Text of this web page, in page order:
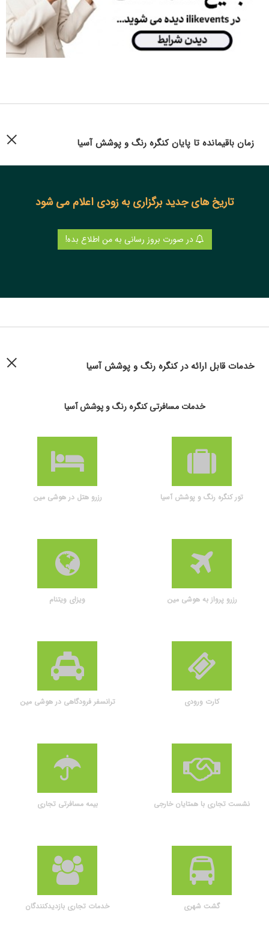
زمان باقیمانده تا پایان کنگره رنگ و پوشش آسیا
تاریخ های جدید برگزاری به زودی اعلام می شود
در صورت بروز رسانی به من اطلاع بده!
خدمات قابل ارائه در کنگره رنگ و پوشش آسیا
خدمات مسافرتی کنگره رنگ و پوشش آسیا
تور کنگره رنگ و پوشش آسیا رزرو هتل در هوشی مین
رزرو پرواز به هوشی مین ویزای ویتنام
کارت ورودی ترانسفر فرودگاهی در هوشی مین
نشست تجاری با همتایان خارجی بیمه مسافرتی تجاری
گشت شهری خدمات تجاری بازدیدکنندگان